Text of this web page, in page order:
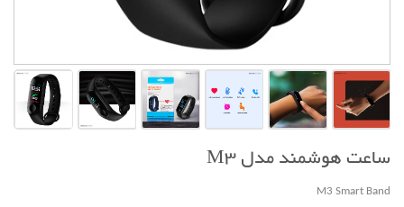
ساعت هوشمند مدل M3
M3 Smart Band